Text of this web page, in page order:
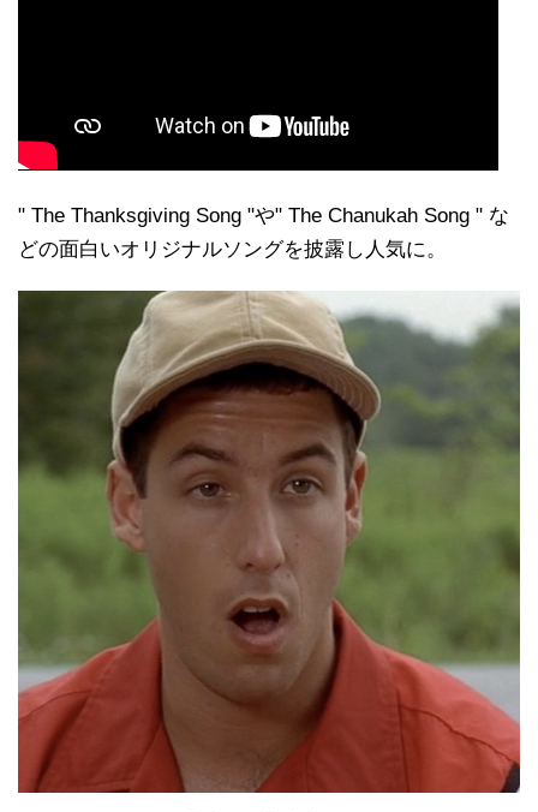
" The Thanksgiving Song "や" The Chanukah Song " な
どの面白いオリジナルソングを披露し人気に。